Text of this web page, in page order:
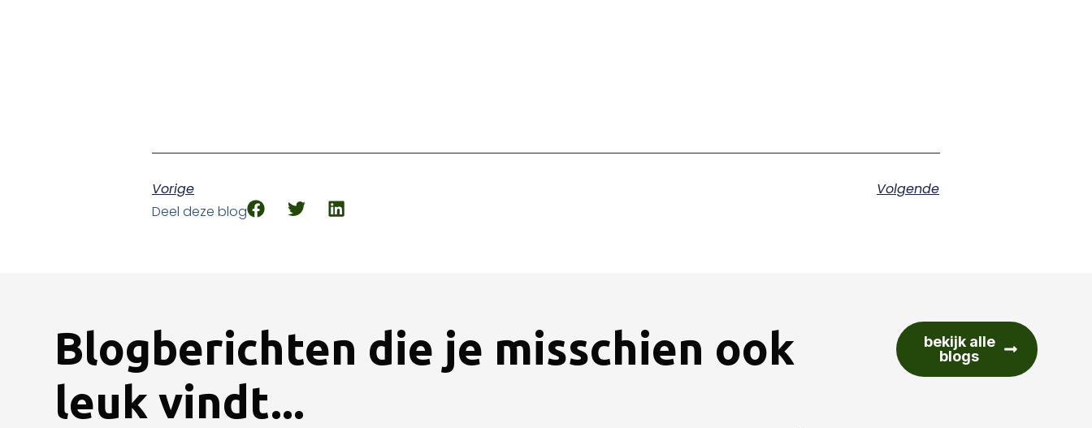
Vorige
Volgende
Deel deze blog
Blogberichten die je misschien ook
leuk vindt...
bekijk alle
blogs